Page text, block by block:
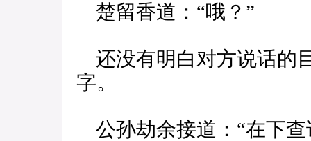
楚留香道：“哦？”
还没有明白对方说话的
字。
公孙劫余接道：“在下